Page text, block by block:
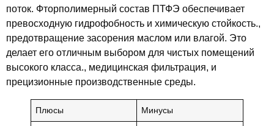
поток. Фторполимерный состав ПТФЭ обеспечивает
превосходную гидрофобность и химическую стойкость.,
предотвращение засорения маслом или влагой. Это
делает его отличным выбором для чистых помещений
высокого класса., медицинская фильтрация, и
прецизионные производственные среды.
Плюсы Минусы